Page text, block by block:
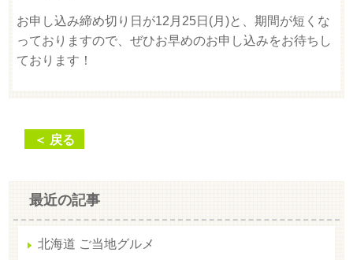
お申し込み締め切り日が12月25日(月)と、期間が短くな
っておりますので、ぜひお早めのお申し込みをお待ちし
ております！
＜ 戻る
最近の記事
北海道 ご当地グルメ